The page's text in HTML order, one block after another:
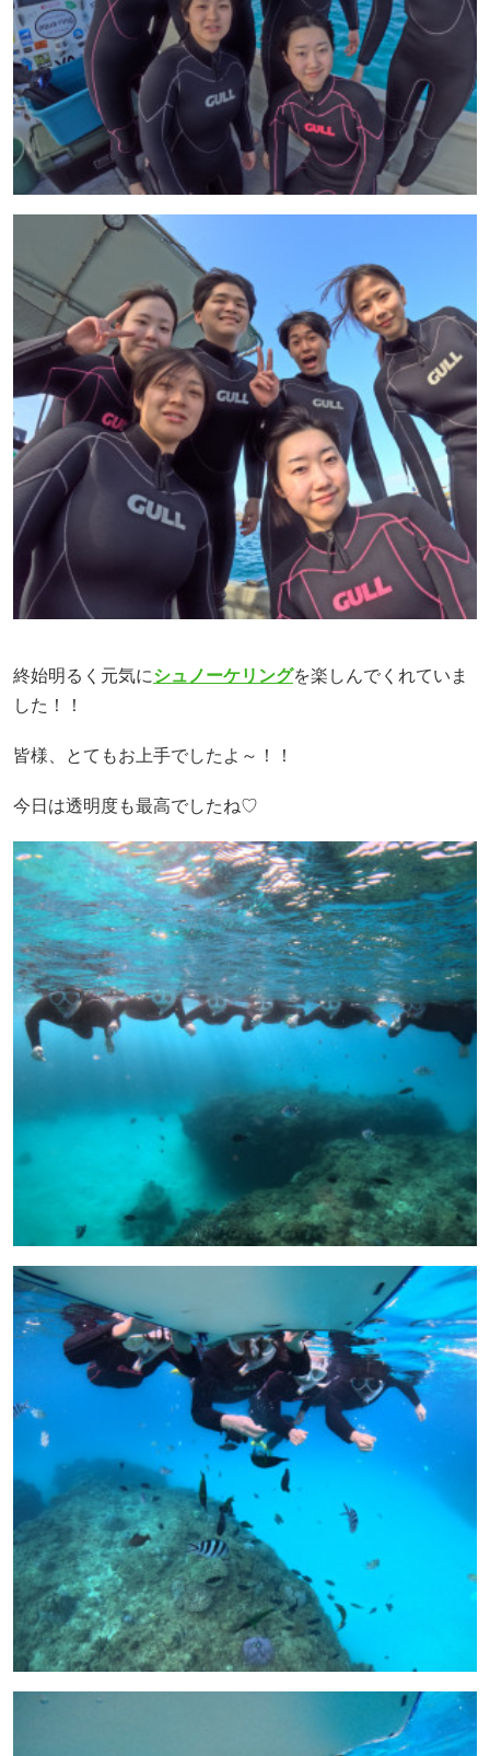
終始明るく元気にシュノーケリングを楽しんでくれていま
した！！
皆様、とてもお上手でしたよ～！！
今日は透明度も最高でしたね♡